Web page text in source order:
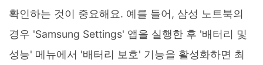
확인하는 것이 중요해요. 예를 들어, 삼성 노트북의
경우 'Samsung Settings' 앱을 실행한 후 '배터리 및
성능' 메뉴에서 '배터리 보호' 기능을 활성화하면 최